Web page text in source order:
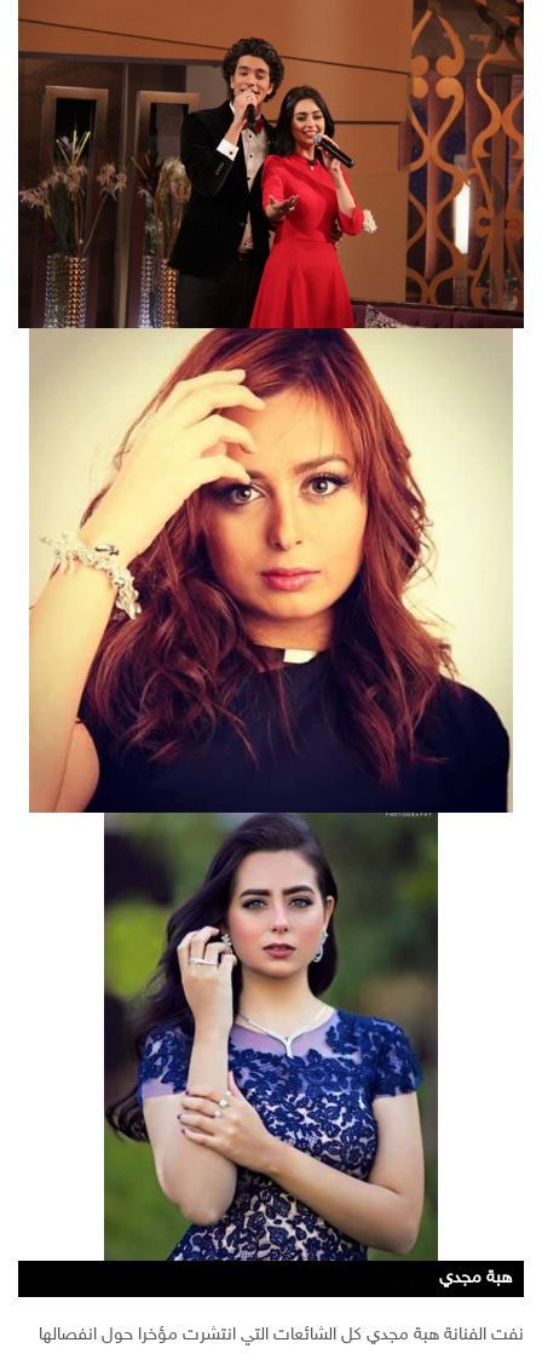
هبة مجدي
محمد محسن وهبة مجدي
هبة مجدي
هبة مجدي
نفت الفنانة هبة مجدي كل الشائعات التي انتشرت مؤخرا حول انفصالها